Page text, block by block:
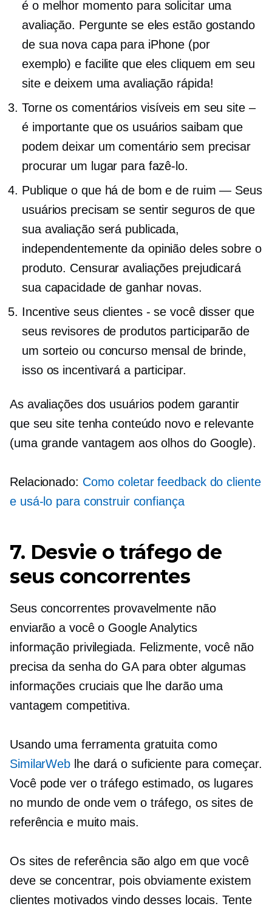
é o melhor momento para solicitar uma
avaliação. Pergunte se eles estão gostando
de sua nova capa para iPhone (por
exemplo) e facilite que eles cliquem em seu
site e deixem uma avaliação rápida!
Torne os comentários visíveis em seu site –
é importante que os usuários saibam que
podem deixar um comentário sem precisar
procurar um lugar para fazê-lo.
Publique o que há de bom e de ruim — Seus
usuários precisam se sentir seguros de que
sua avaliação será publicada,
independentemente da opinião deles sobre o
produto. Censurar avaliações prejudicará
sua capacidade de ganhar novas.
Incentive seus clientes - se você disser que
seus revisores de produtos participarão de
um sorteio ou concurso mensal de brinde,
isso os incentivará a participar.
As avaliações dos usuários podem garantir
que seu site tenha conteúdo novo e relevante
(uma grande vantagem aos olhos do Google).
Relacionado: Como coletar feedback do cliente
e usá-lo para construir confiança
7. Desvie o tráfego de
seus concorrentes
Seus concorrentes provavelmente não
enviarão a você o Google Analytics
informação privilegiada. Felizmente, você não
precisa da senha do GA para obter algumas
informações cruciais que lhe darão uma
vantagem competitiva.
Usando uma ferramenta gratuita como
SimilarWeb lhe dará o suficiente para começar.
Você pode ver o tráfego estimado, os lugares
no mundo de onde vem o tráfego, os sites de
referência e muito mais.
Os sites de referência são algo em que você
deve se concentrar, pois obviamente existem
clientes motivados vindo desses locais. Tente